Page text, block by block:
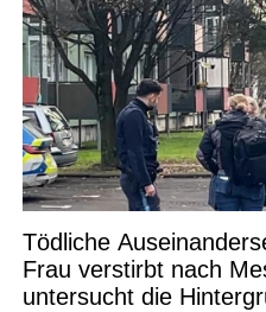
Tödliche
Frau verstirbt nach
untersucht die